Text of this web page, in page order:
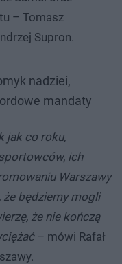
– Tomasz
Supron.
nadziei,
mandaty
jak co roku,
ich
Warszawy
że będziemy mogli
że nie kończą
– mówi Rafał